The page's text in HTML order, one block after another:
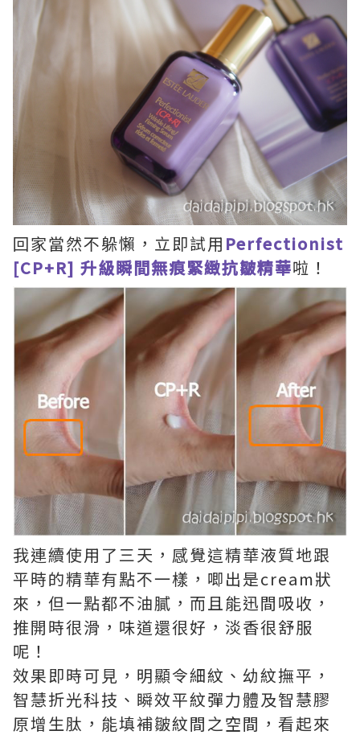
回家當然不躲懶，立即試用 Perfectionist
[CP+R] 升級瞬間無痕緊緻抗皺精華啦！
我連續使用了三天，感覺這精華液質地跟
平時的精華有點不一樣，唧出是cream狀
來，但一點都不油膩，而且能迅間吸收，
推開時很滑，味道還很好，淡香很舒服
呢！
效果即時可見，明顯令細紋、幼紋撫平，
智慧折光科技、瞬效平紋彈力體及智慧膠
原增生肽，能填補皺紋間之空間，看起來